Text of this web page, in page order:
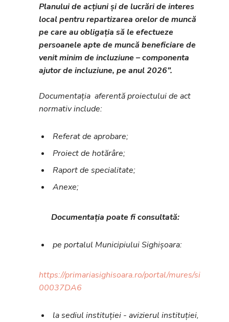
Planului de acțiuni și de lucrări de interes
local pentru repartizarea orelor de muncă
pe care au obligația să le efectueze
persoanele apte de muncă beneficiare de
venit minim de incluziune – componenta
ajutor de incluziune, pe anul 2026”.
Documentația aferentă proiectului de act
normativ include:
Referat de aprobare;
Proiect de hotărâre;
Raport de specialitate;
Anexe;
Documentația poate fi consultată:
pe portalul Municipiului Sighișoara:
https://primariasighisoara.ro/portal/mures/
00037DA6
la sediul instituției - avizierul instituției,